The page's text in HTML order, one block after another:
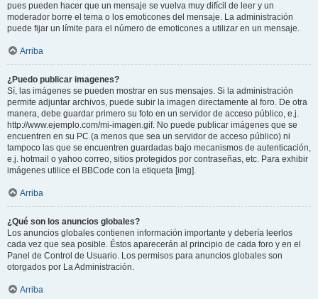
pues pueden hacer que un mensaje se vuelva muy difícil de leer y un
moderador borre el tema o los emoticones del mensaje. La administración
puede fijar un límite para el número de emoticones a utilizar en un mensaje.
Arriba
¿Puedo publicar imagenes?
Sí, las imágenes se pueden mostrar en sus mensajes. Si la administración
permite adjuntar archivos, puede subir la imagen directamente al foro. De otra
manera, debe guardar primero su foto en un servidor de acceso público, e.j.
http://www.ejemplo.com/mi-imagen.gif. No puede publicar imágenes que se
encuentren en su PC (a menos que sea un servidor de acceso público) ni
tampoco las que se encuentren guardadas bajo mecanismos de autenticación,
e.j. hotmail o yahoo correo, sitios protegidos por contraseñas, etc. Para exhibir
imágenes utilice el BBCode con la etiqueta [img].
Arriba
¿Qué son los anuncios globales?
Los anuncios globales contienen información importante y debería leerlos
cada vez que sea posible. Éstos aparecerán al principio de cada foro y en el
Panel de Control de Usuario. Los permisos para anuncios globales son
otorgados por La Administración.
Arriba